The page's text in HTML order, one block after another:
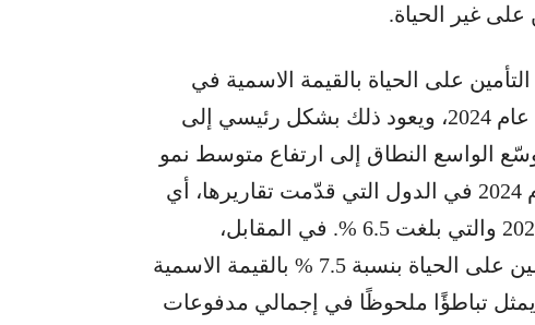
على غير الحياة.
على الحياة بالقيمة الاسمية في
جميع الدول تقريبًا التي قدّمت تقاريرها في عام 2024، ويعود ذلك بشكل رئيسي إلى
الواسع النطاق إلى ارتفاع متوسط نمو
أقساط التأمين الاسمية إلى 11.9 % في عام 2024 في الدول التي قدّمت تقاريرها، أي
ما يقارب ضعف النسبة المسجلة في عام 2023 والتي بلغت 6.5 %. في المقابل،
ارتفعت المطالبات الإجمالية في قطاع التأمين على الحياة بنسبة 7.5 % بالقيمة الاسمية
يمثل تباطؤًا ملحوظًا في إجمالي مدفوعات